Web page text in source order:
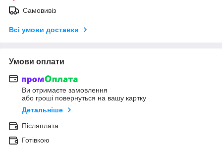
Самовивіз
Всі умови доставки
Умови оплати
Ви отримаєте замовлення
або гроші повернуться на вашу картку
Детальніше
Післяплата
Готівкою